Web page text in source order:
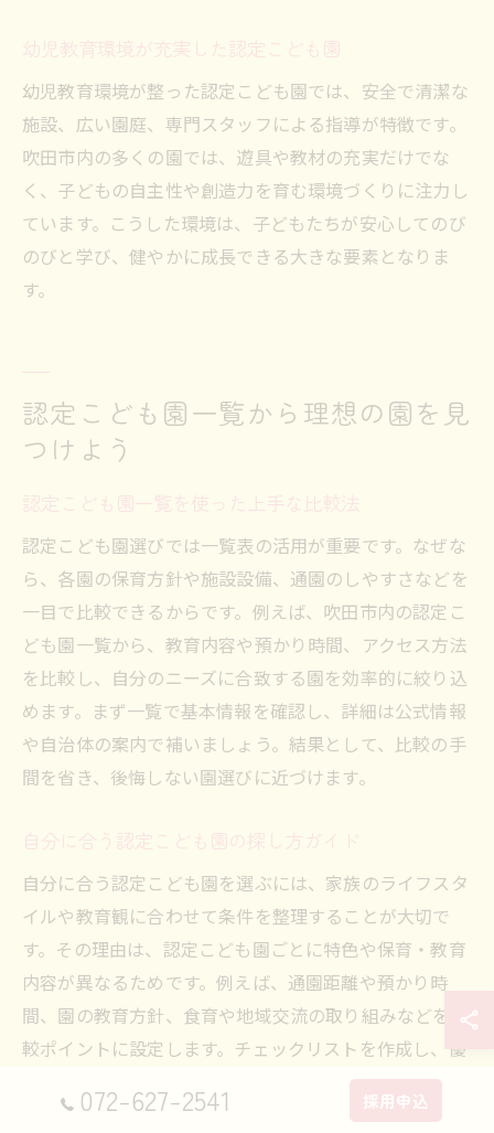
幼児教育環境が充実した認定こども園
幼児教育環境が整った認定こども園では、安全で清潔な
施設、広い園庭、専門スタッフによる指導が特徴です。
吹田市内の多くの園では、遊具や教材の充実だけでな
く、子どもの自主性や創造力を育む環境づくりに注力し
ています。こうした環境は、子どもたちが安心してのび
のびと学び、健やかに成長できる大きな要素となりま
す。
認定こども園一覧から理想の園を見
つけよう
認定こども園一覧を使った上手な比較法
認定こども園選びでは一覧表の活用が重要です。なぜな
ら、各園の保育方針や施設設備、通園のしやすさなどを
一目で比較できるからです。例えば、吹田市内の認定こ
ども園一覧から、教育内容や預かり時間、アクセス方法
を比較し、自分のニーズに合致する園を効率的に絞り込
めます。まず一覧で基本情報を確認し、詳細は公式情報
や自治体の案内で補いましょう。結果として、比較の手
間を省き、後悔しない園選びに近づけます。
自分に合う認定こども園の探し方ガイド
自分に合う認定こども園を選ぶには、家族のライフスタ
イルや教育観に合わせて条件を整理することが大切で
す。その理由は、認定こども園ごとに特色や保育・教育
内容が異なるためです。例えば、通園距離や預かり時
間、園の教育方針、食育や地域交流の取り組みなどを比
較ポイントに設定します。チェックリストを作成し、優
先順位を明確にして園を検討することで、納得できる選
択につながります。
072-627-2541 採用申込